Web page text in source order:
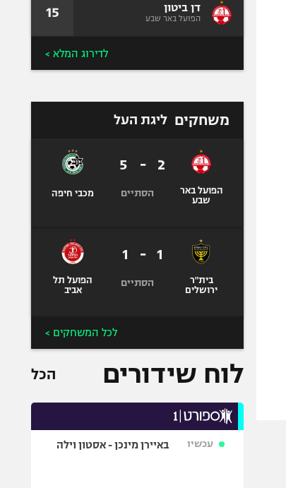
דן ביטון
הפועל באר שבע 15
לדירוג המלא >
משחקים ליגת העל
הפועל באר
שבע
2
-
5
הסתיים מכבי חיפה
בית"ר
ירושלים
1
-
1
הסתיים
הפועל תל
אביב
לכל המשחקים >
לוח שידורים הכל
עכשיו באיירן מינכן - אסטון וילה